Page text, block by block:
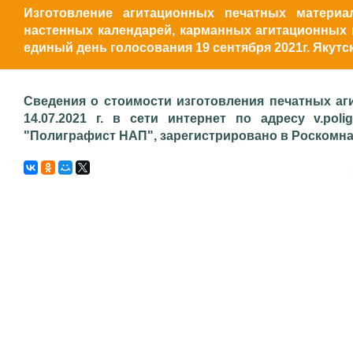
Изготовление агитационных печатных
настенных календарей, карманных
единый день голосования 19 сентября 2021г.
Сведения о стоимости изготовления печатных
14.07.2021 г. в сети интернет по адресу
"Полиграфист НАП", зарегистрировано в